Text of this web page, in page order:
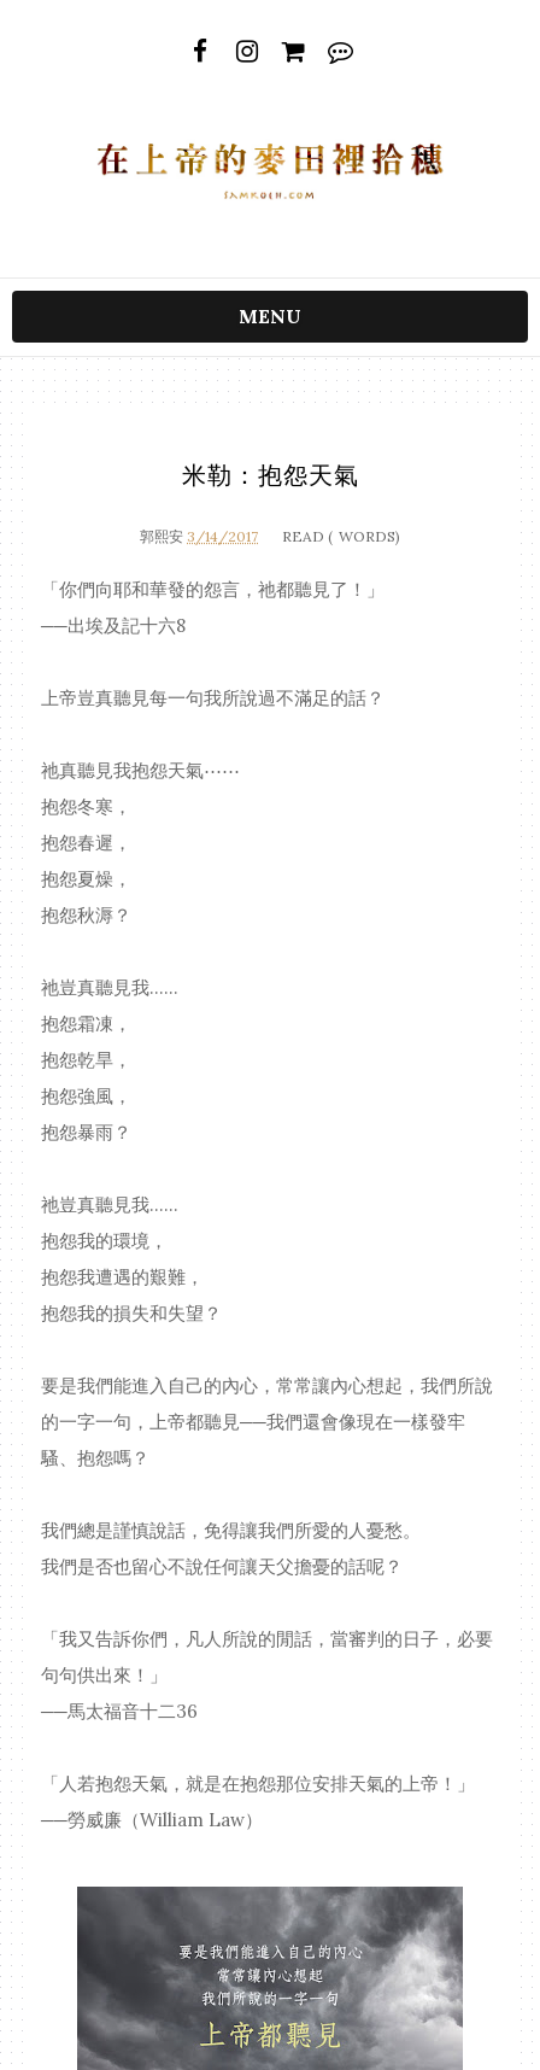
MENU
米勒：抱怨天氣
郭熙安 3/14/2017 READ ( WORDS)
「你們向耶和華發的怨言，祂都聽見了！」
──出埃及記十六8
上帝豈真聽見每一句我所說過不滿足的話？
祂真聽見我抱怨天氣⋯⋯
抱怨冬寒，
抱怨春遲，
抱怨夏燥，
抱怨秋溽？
祂豈真聽見我......
抱怨霜凍，
抱怨乾旱，
抱怨強風，
抱怨暴雨？
祂豈真聽見我......
抱怨我的環境，
抱怨我遭遇的艱難，
抱怨我的損失和失望？
要是我們能進入自己的內心，常常讓內心想起，我們所說
的一字一句，上帝都聽見──我們還會像現在一樣發牢
騷、抱怨嗎？
我們總是謹慎說話，免得讓我們所愛的人憂愁。
我們是否也留心不說任何讓天父擔憂的話呢？
「我又告訴你們，凡人所說的閒話，當審判的日子，必要
句句供出來！」
──馬太福音十二36
「人若抱怨天氣，就是在抱怨那位安排天氣的上帝！」
──勞威廉（William Law）